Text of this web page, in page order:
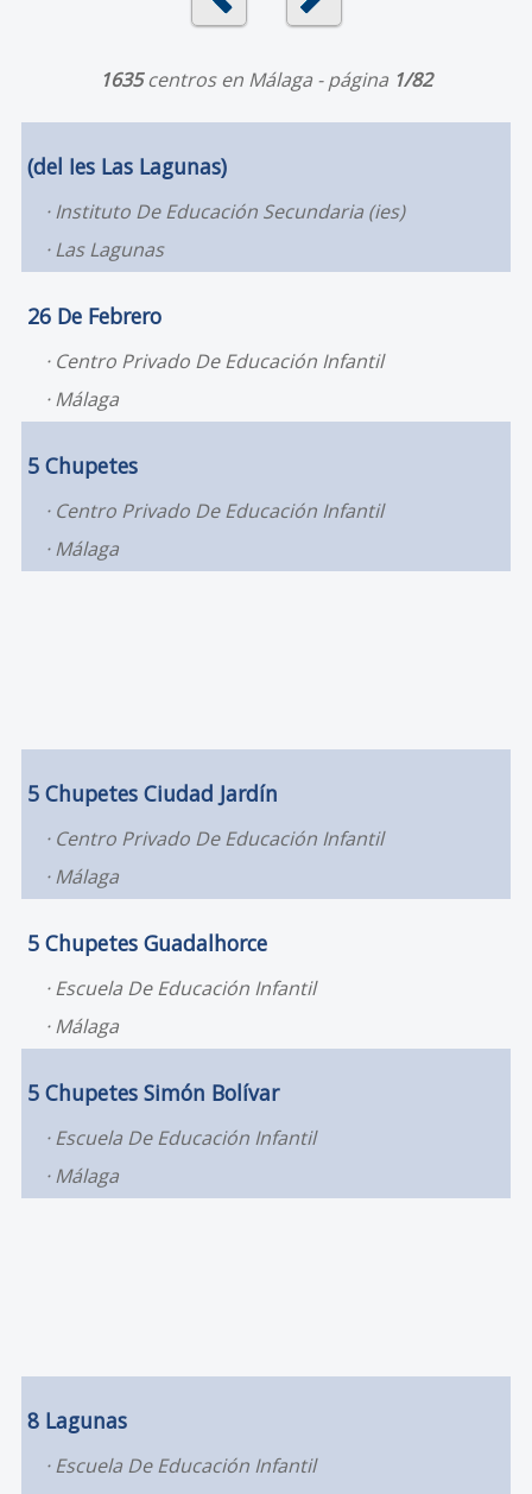
1635centros en Málaga - página 1/82
(del Ies Las Lagunas)
Instituto De Educación Secundaria (ies)
Las Lagunas
26 De Febrero
Centro Privado De Educación Infantil
Málaga
5 Chupetes
Centro Privado De Educación Infantil
Málaga
5 Chupetes Ciudad Jardín
Centro Privado De Educación Infantil
Málaga
5 Chupetes Guadalhorce
Escuela De Educación Infantil
Málaga
5 Chupetes Simón Bolívar
Escuela De Educación Infantil
Málaga
8 Lagunas
Escuela De Educación Infantil